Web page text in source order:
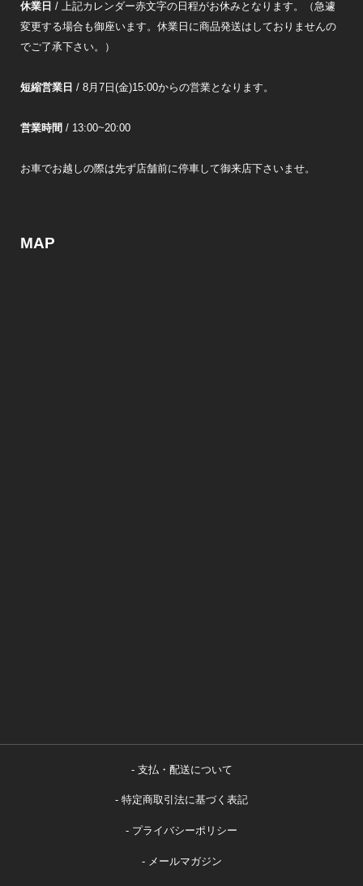
休業日 / 上記カレンダー赤文字の日程がお休みとなります。（急遽
変更する場合も御座います。休業日に商品発送はしておりませんの
でご了承下さい。）
短縮営業日 / 8月7日(金)15:00からの営業となります。
営業時間 / 13:00~20:00
お車でお越しの際は先ず店舗前に停車して御来店下さいませ。
MAP
支払・配送について
特定商取引法に基づく表記
プライバシーポリシー
メールマガジン